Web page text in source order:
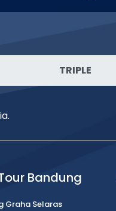
TRIPLE
Bandung
Graha Selaras